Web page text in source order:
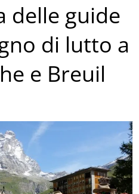
delle guide
di lutto a
e Breuil